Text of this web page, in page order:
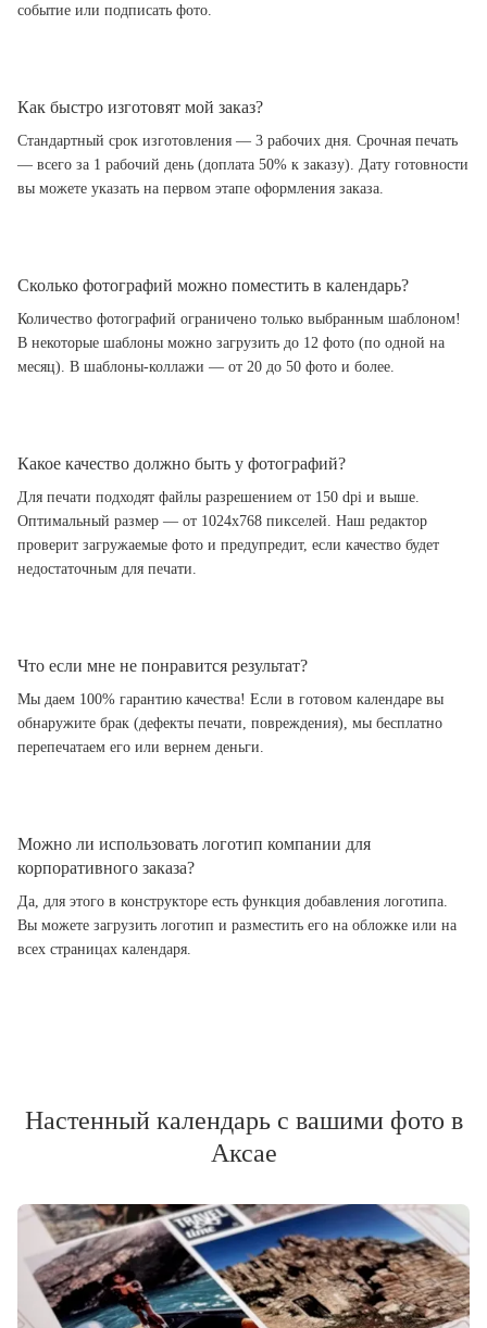
событие или подписать фото.
Как быстро изготовят мой заказ?
Стандартный срок изготовления — 3 рабочих дня. Срочная печать
— всего за 1 рабочий день (доплата 50% к заказу). Дату готовности
вы можете указать на первом этапе оформления заказа.
Сколько фотографий можно поместить в календарь?
Количество фотографий ограничено только выбранным шаблоном!
В некоторые шаблоны можно загрузить до 12 фото (по одной на
месяц). В шаблоны-коллажи — от 20 до 50 фото и более.
Какое качество должно быть у фотографий?
Для печати подходят файлы разрешением от 150 dpi и выше.
Оптимальный размер — от 1024x768 пикселей. Наш редактор
проверит загружаемые фото и предупредит, если качество будет
недостаточным для печати.
Что если мне не понравится результат?
Мы даем 100% гарантию качества! Если в готовом календаре вы
обнаружите брак (дефекты печати, повреждения), мы бесплатно
перепечатаем его или вернем деньги.
Можно ли использовать логотип компании для
корпоративного заказа?
Да, для этого в конструкторе есть функция добавления логотипа.
Вы можете загрузить логотип и разместить его на обложке или на
всех страницах календаря.
Настенный календарь с вашими фото в
Аксае